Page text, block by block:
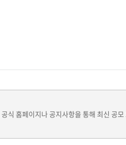
식 홈페이지나 공지사항을 통해 최신 공